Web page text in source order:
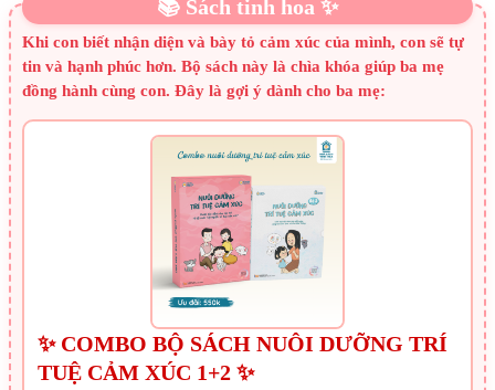
📚 Sách tinh hoa ✨
Khi con biết nhận diện và bày tỏ cảm xúc của mình, con sẽ tự
tin và hạnh phúc hơn. Bộ sách này là chìa khóa giúp ba mẹ
đồng hành cùng con. Đây là gợi ý dành cho ba mẹ:
✨ COMBO BỘ SÁCH NUÔI DƯỠNG TRÍ
TUỆ CẢM XÚC 1+2 ✨